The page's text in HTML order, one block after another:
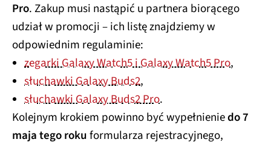
Pro. Zakup musi nastąpić u partnera biorącego
udział w promocji – ich listę znajdziemy w
odpowiednim regulaminie:
zegarki Galaxy Watch5 i Galaxy Watch5 Pro,
słuchawki Galaxy Buds2,
słuchawki Galaxy Buds2 Pro.
Kolejnym krokiem powinno być wypełnieniedo 7
maja tego rokuformularza rejestracyjnego,